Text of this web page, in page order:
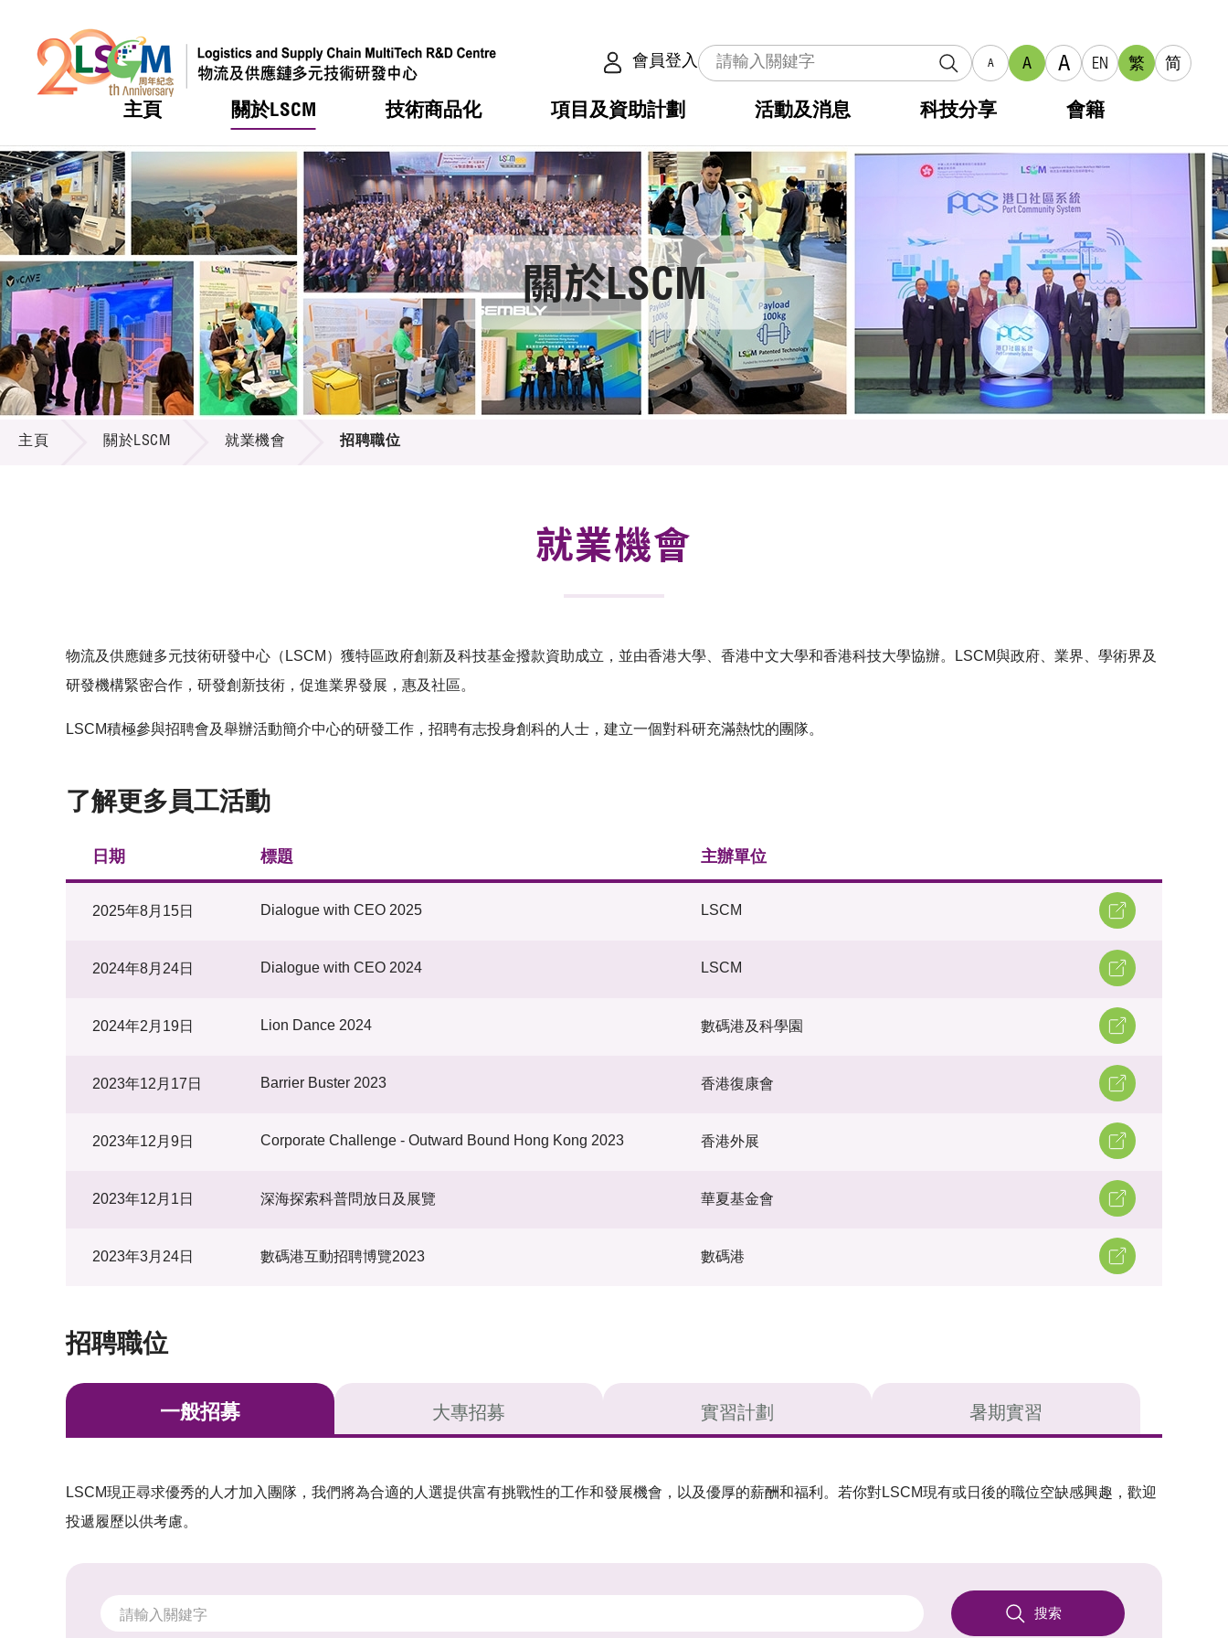
跳到內容（按回車鍵）
會員登入 A A A EN 繁 简
主頁 關於LSCM
熱門
獎項
LSCM 動向
機構簡介
願景及使命
服務範疇
組織架構
組織架構
董事局
研究顧問
招標通告
供應商登記
技術商品化
熱門
獎項
LSCM 動向
服務
可獲授權之技術
應用於公共服務之創新技術
重點項目
項目及資助計劃
熱門
獎項
LSCM 動向
合作計劃
研發重點
資助計劃
資助計劃
稅務優惠
申請
評審
徵求研發項目計劃書
項目資料庫
活動及消息
熱門
獎項
LSCM 動向
活動
LSCM 動向
業界活動
獎項
新聞中心
媒體報導
新聞稿
資訊中心
多媒體
科技分享 會籍
熱門
獎項
LSCM 動向
會籍及服務
登記會籍
會員列表
會員登入 關於LSCM
關於LSCM
主頁 關於LSCM 就業機會 招聘職位
就業機會
物流及供應鏈多元技術研發中心（LSCM）獲特區政府創新及科技基金撥款資助成立，並由香港大學、香港中文大學和香港科技大學協辦。LSCM與政府、業界、學術界及
研發機構緊密合作，研發創新技術，促進業界發展，惠及社區。
LSCM積極參與招聘會及舉辦活動簡介中心的研發工作，招聘有志投身創科的人士，建立一個對科研充滿熱忱的團隊。
了解更多員工活動
日期 標題 主辦單位
2025年8月15日 Dialogue with CEO 2025 LSCM
2024年8月24日 Dialogue with CEO 2024 LSCM
2024年2月19日 Lion Dance 2024 數碼港及科學園
2023年12月17日 Barrier Buster 2023 香港復康會
2023年12月9日 Corporate Challenge - Outward Bound Hong Kong 2023 香港外展
2023年12月1日 深海探索科普問放日及展覽 華夏基金會
2023年3月24日 數碼港互動招聘博覽2023 數碼港
招聘職位
一般招募 大專招募 實習計劃 暑期實習
LSCM現正尋求優秀的人才加入團隊，我們將為合適的人選提供富有挑戰性的工作和發展機會，以及優厚的薪酬和福利。若你對LSCM現有或日後的職位空缺感興趣，歡迎
投遞履歷以供考慮。
搜索